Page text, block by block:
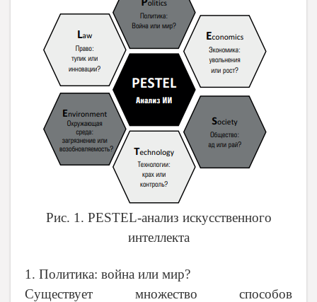
Рис. 1. PESTEL-анализ искусственного
интеллекта
1. Политика: война или мир?
Существует множество способов